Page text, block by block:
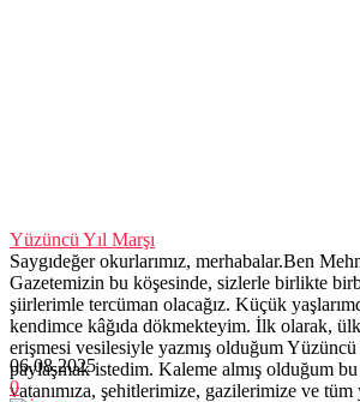
Yüzüncü Yıl Marşı
Saygıdeğer okurlarımız, merhabalar.Ben
Gazetemizin bu köşesinde, sizlerle birlikte
şiirlerimle tercüman olacağız. Küçük
kendimce kâğıda dökmekteyim. İlk olarak,
erişmesi vesilesiyle yazmış olduğum Yüzüncü
paylaşmak istedim. Kaleme almış olduğum
vatanımıza, şehitlerimize, gazilerimize ve tüm
06.08.2025
0